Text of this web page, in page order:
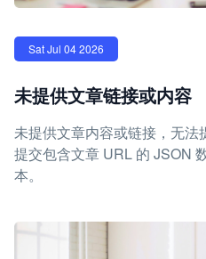
Sat Jul 04 2026
未提供文章链接或内容
未提供文章内容或链接，无法
提交包含文章 URL 的 JSON
本。